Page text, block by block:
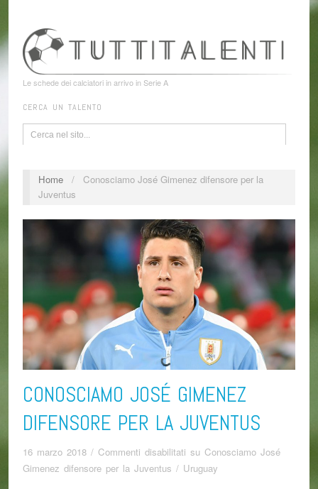
Le schede dei calciatori in arrivo in Serie A
CERCA UN TALENTO
Home /
Conosciamo José Gimenez difensore per la
Juventus
CONOSCIAMO JOSÉ GIMENEZ
DIFENSORE PER LA JUVENTUS
16 marzo 2018 / Commenti disabilitati su Conosciamo José
Gimenez difensore per la Juventus / Uruguay